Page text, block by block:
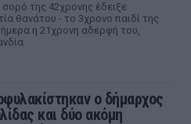
της 42χρονης έδειξε
θανάτου - το 3χρονο παιδί της
η 21χρονη αδερφή του,
ο δήμαρχος
και δύο ακόμη